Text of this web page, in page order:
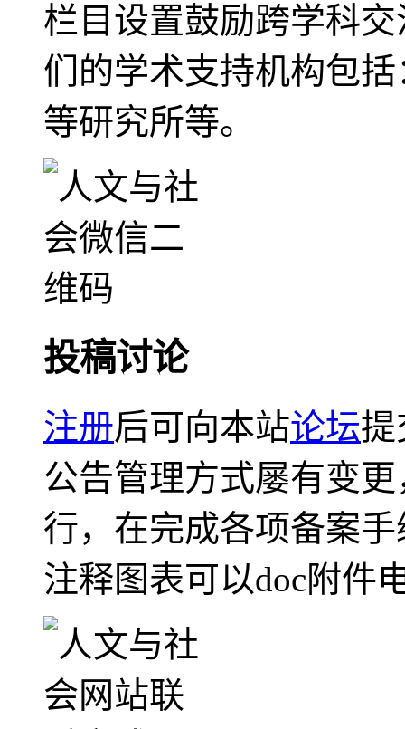
栏目设置鼓励跨学科
们的学术支持机构包
等研究所等。
投稿讨论
注册后可向本站论坛提
公告管理方式屡有变
行，在完成各项备案
注释图表可以doc附件